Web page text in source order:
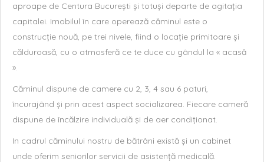
aproape de Centura București și totuși departe de agitația
capitalei. Imobilul în care operează căminul este o
construcție nouă, pe trei nivele, fiind o locație primitoare și
călduroasă, cu o atmosferă ce te duce cu gândul la « acasă
».
Căminul dispune de camere cu 2, 3, 4 sau 6 paturi,
încurajând și prin acest aspect socializarea. Fiecare cameră
dispune de încălzire individuală și de aer condiționat.
In cadrul căminului nostru de bătrâni există și un cabinet
unde oferim seniorilor servicii de asistență medicală.